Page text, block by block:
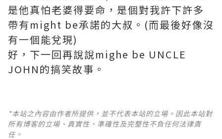
是他真怕老婆得要命，是個對我許下許多
帶有might be承諾的大叔。(而最後好像沒
有一個能兌現)
好，下一回再說說mighe be UNCLE
JOHN的搞笑故事。
*本站之內容由作者所提供，並不代表本站的立場。因此本站對
所有博客的立場、真實性、準確性及完整性不負任何法律責
任。